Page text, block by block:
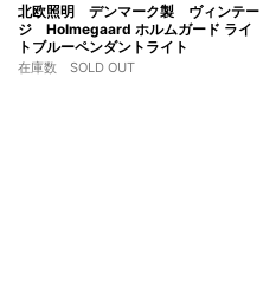
北欧照明 デンマーク製 ヴィンテー
ジ Holmegaard ホルムガード ライ
トブルーペンダントライト
在庫数 SOLD OUT